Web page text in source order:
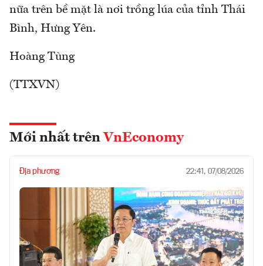
nữa trên bề mặt là nơi trồng lúa của tỉnh Thái
Bình, Hưng Yên.
Hoàng Tùng
(TTXVN)
Mới nhất trên VnEconomy
Địa phương 22:41, 07/08/2026